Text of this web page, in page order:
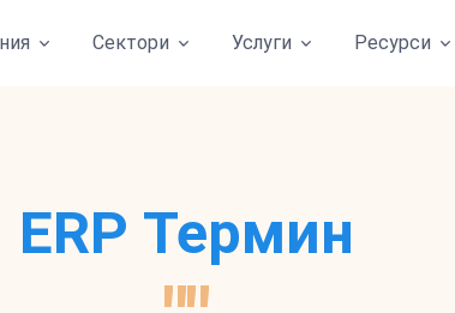
Сектори Услуги Ресурси
ERP Термин